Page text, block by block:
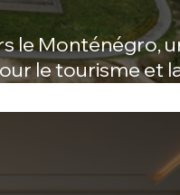
le Monténégro,
le tourisme et